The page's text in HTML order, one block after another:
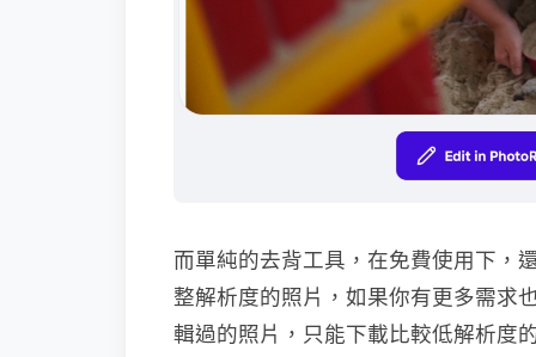
而單純的去背工具，在免費使用下，
整解析度的照片，如果你有更多需求
輯過的照片，只能下載比較低解析度